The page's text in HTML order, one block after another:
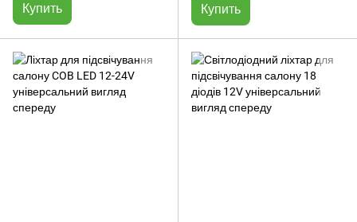
Купить Купить